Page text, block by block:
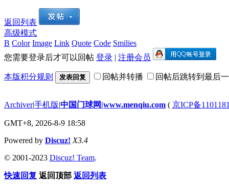
返回列表
高级模式
B Color Image Link Quote Code Smilies
您需要登录后才可以回帖 登录 | 注册会员
本版积分规则 发表回复 回帖并转播 回帖后跳转到最后
Archiver|手机版|中国门球网|www.menqiu.com ( 京ICP备
GMT+8, 2026-8-9 18:58
Powered by Discuz! X3.4
© 2001-2023 Discuz! Team.
快速回复 返回顶部 返回列表